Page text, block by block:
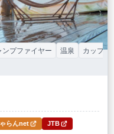
ンプファイヤー 温泉 カップル
らんnet JTB